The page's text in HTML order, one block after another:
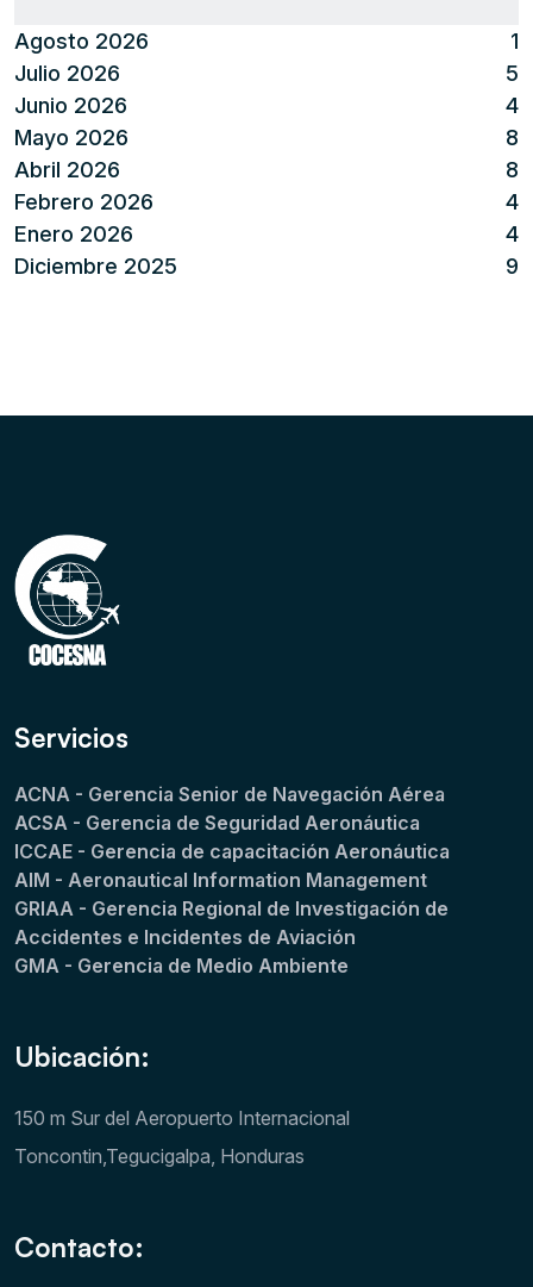
Agosto 2026
1
Julio 2026
5
Junio 2026
4
Mayo 2026
8
Abril 2026
8
Febrero 2026
4
Enero 2026
4
Diciembre 2025
9
Servicios
ACNA - Gerencia Senior de Navegación Aérea
ACSA - Gerencia de Seguridad Aeronáutica
ICCAE - Gerencia de capacitación Aeronáutica
AIM - Aeronautical Information Management
GRIAA - Gerencia Regional de Investigación de
Accidentes e Incidentes de Aviación
GMA - Gerencia de Medio Ambiente
Ubicación:
150 m Sur del Aeropuerto Internacional
Toncontin,Tegucigalpa, Honduras
Contacto: